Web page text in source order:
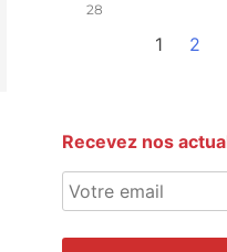
28
1 2
Recevez nos